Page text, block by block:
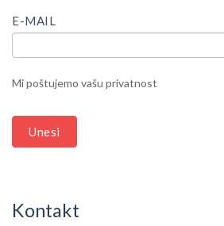
E-MAIL
Mi poštujemo vašu privatnost
Unesi
ARE
HUMAN,
FIELD
Kontakt